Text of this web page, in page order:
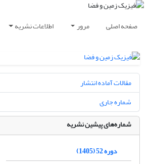
صفحه اصلی مرور اطلاعات نشریه
مقالات آماده انتشار
شماره جاری
شماره‌های پیشین نشریه
دوره 52 (1405)